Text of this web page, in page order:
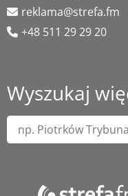
reklama@strefa.fm
+48 511 29 29 20
Wyszukaj